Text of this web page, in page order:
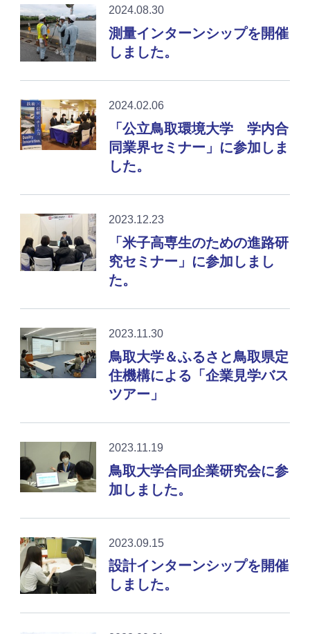
2024.08.30
測量インターンシップを開催
しました。
2024.02.06
「公立鳥取環境大学 学内合
同業界セミナー」に参加しま
した。
2023.12.23
「米子高専生のための進路研
究セミナー」に参加しまし
た。
2023.11.30
鳥取大学＆ふるさと鳥取県定
住機構による「企業見学バス
ツアー」
2023.11.19
鳥取大学合同企業研究会に参
加しました。
2023.09.15
設計インターンシップを開催
しました。